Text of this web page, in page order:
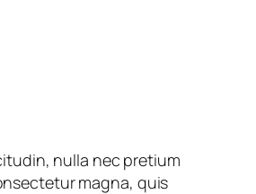
nulla nec pretium
magna, quis